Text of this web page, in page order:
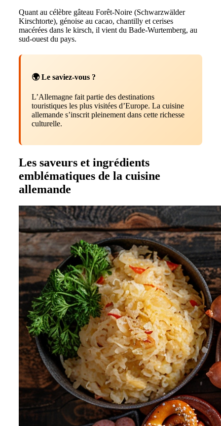
Quant au célèbre gâteau Forêt-Noire (Schwarzwälder
Kirschtorte), génoise au cacao, chantilly et cerises
macérées dans le kirsch, il vient du Bade-Wurtemberg, au
sud-ouest du pays.
🌍 Le saviez-vous ?
L’Allemagne fait partie des destinations
touristiques les plus visitées d’Europe. La cuisine
allemande s’inscrit pleinement dans cette richesse
culturelle.
Les saveurs et ingrédients
emblématiques de la cuisine
allemande